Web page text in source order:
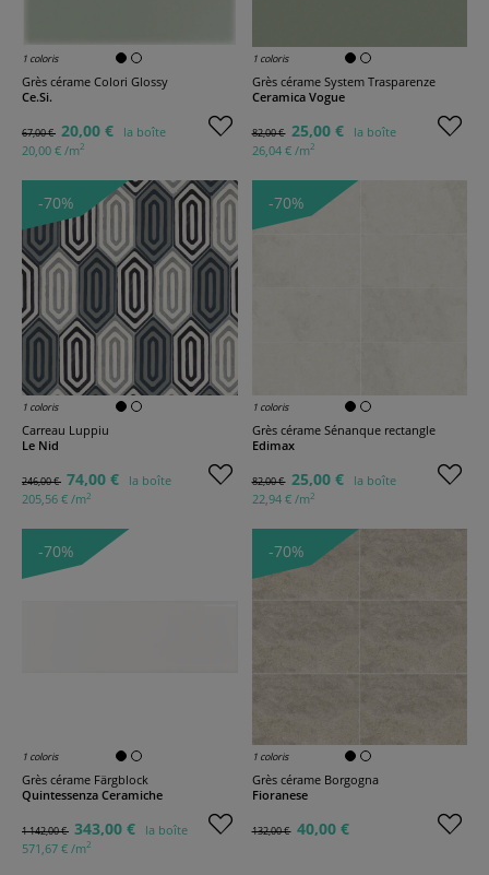
1 coloris
Grès cérame Colori Glossy
Ce.Si.
67,00 € 20,00 €
la boîte
20,00 € /m2
1 coloris
Grès cérame System Trasparenze
Ceramica Vogue
82,00 € 25,00 €
la boîte
26,04 € /m2
-70%
1 coloris
Carreau Luppiu
Le Nid
246,00 € 74,00 €
la boîte
205,56 € /m2
-70%
1 coloris
Grès cérame Sénanque rectangle
Edimax
82,00 € 25,00 €
la boîte
22,94 € /m2
-70%
1 coloris
Grès cérame Färgblock
Quintessenza Ceramiche
1 142,00 € 343,00 €
la boîte
571,67 € /m2
-70%
1 coloris
Grès cérame Borgogna
Fioranese
132,00 € 40,00 €